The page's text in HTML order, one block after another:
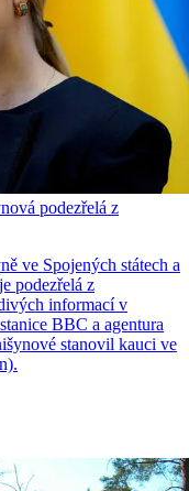
podezřelá z
ve Spojených státech a
podezřelá z
informací v
BBC a agentura
stanovil kauci ve